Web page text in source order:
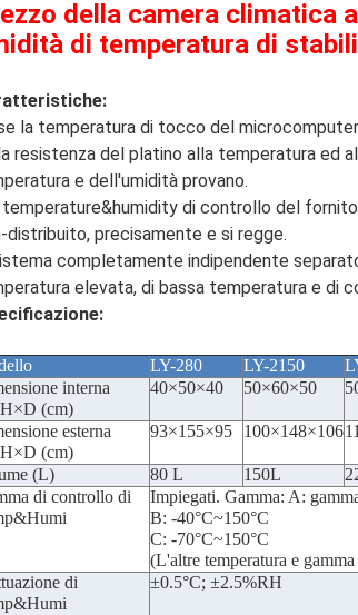
della camera climatica
di temperatura di
la temperatura di tocco del
resistenza del platino alla temperatura ed
e dell'umidità provano.
temperature&humidity di controllo del
distribuito, precisamente e si regge.
completamente indipendente
elevata, di bassa temperatura e di
LY-280 LY-2150
interna
(cm)
40×50×40 50×60×50
esterna
(cm)
93×155×95 100×148×106
(L) 80 L 150L
di controllo di
Impiegati. Gamma: A:
B: -40°C~150°C
C: -70°C~150°C
(L'altre temperatura e
di
±0.5°C; ±2.5%RH